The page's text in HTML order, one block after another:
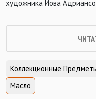
художника Иова
Коллекционные
Масло